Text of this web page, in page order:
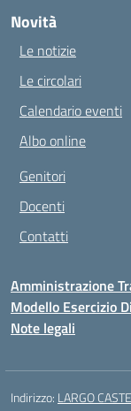
Novità
Le notizie
Le circolari
Calendario eventi
Albo online
Genitori
Docenti
Contatti
Amministrazione
Modello Esercizio
Note legali
Indirizzo: LARGO